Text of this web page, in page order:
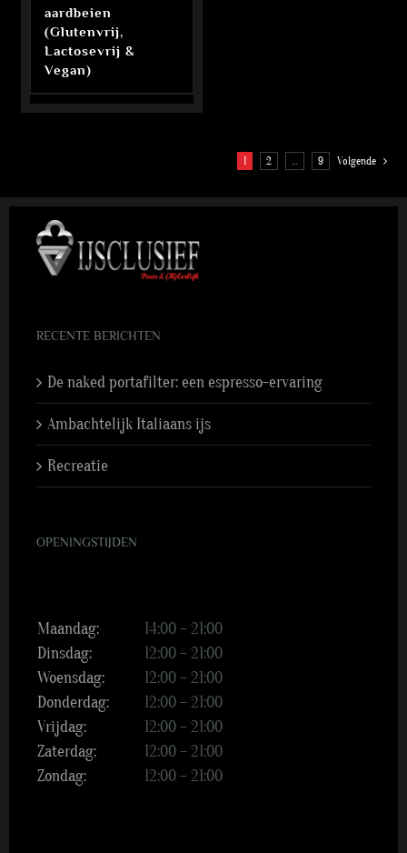
aardbeien
(Glutenvrij,
Lactosevrij &
Vegan)
1 2 … 9 Volgende
RECENTE BERICHTEN
De naked portafilter: een espresso-ervaring
Ambachtelijk Italiaans ijs
Recreatie
OPENINGSTIJDEN
Maandag:
14:00 – 21:00
Dinsdag:
12:00 – 21:00
Woensdag:
12:00 – 21:00
Donderdag:
12:00 – 21:00
Vrijdag:
12:00 – 21:00
Zaterdag:
12:00 – 21:00
Zondag:
12:00 – 21:00